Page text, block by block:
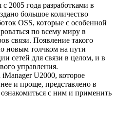
2005 года разработками в
большое количество
OSS, которые с особенной
по всему миру в
связи. Появление такого
новым толчком на пути
сетей для связи в целом, и в
управления.
U2000, которое
и проще, представлено в
с ним и применить